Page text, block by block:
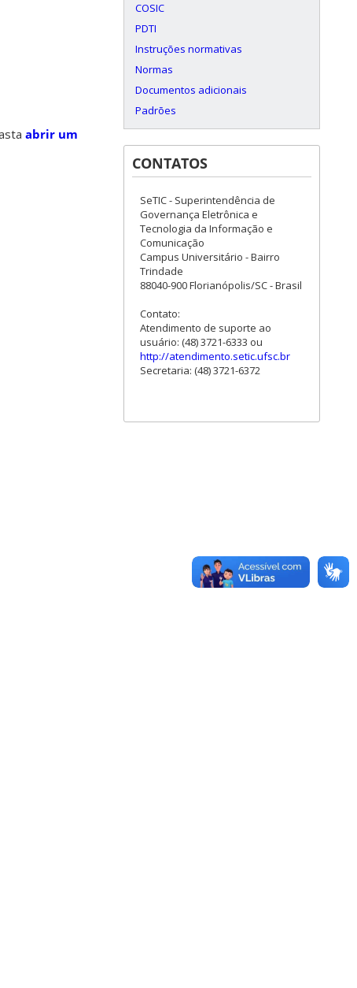
abrir um
COSIC
PDTI
Instruções normativas
Normas
Documentos adicionais
Padrões
CONTATOS
SeTIC - Superintendência de
Governança Eletrônica e
Tecnologia da Informação e
Comunicação
Campus Universitário - Bairro
Trindade
88040-900 Florianópolis/SC - Brasil
Contato:
Atendimento de suporte ao
usuário: (48) 3721-6333 ou
http://atendimento.setic.ufsc.br
Secretaria: (48) 3721-6372